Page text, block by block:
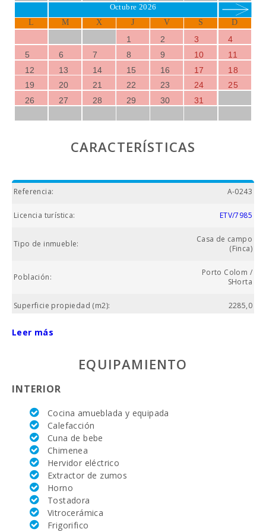
Octubre 2026
L M X J V S D
1 2 3
4
5
6 7 8 9 10
11
12
13 14 15 16 17
18
19
20 21 22 23 24
25
26
27 28 29 30 31
CARACTERÍSTICAS
Referencia: A-0243
Licencia turística: ETV/7985
Tipo de inmueble:
Casa de campo
(Finca)
Población:
Porto Colom /
SHorta
Superficie propiedad (m2): 2285,0
Nº baños:
Vall d´Or Golf (km):
Equitación Son Menut (km):
Academia de tenis Rafa Nadal (km):
Hospital de Manacor (km):
Hospital Son Espases Palma de Mallorca (km):
Leer más
EQUIPAMIENTO
INTERIOR
Cocina amueblada y equipada
Calefacción
Cuna de bebe
Chimenea
Hervidor eléctrico
Extractor de zumos
Horno
Tostadora
Vitrocerámica
Frigorifico